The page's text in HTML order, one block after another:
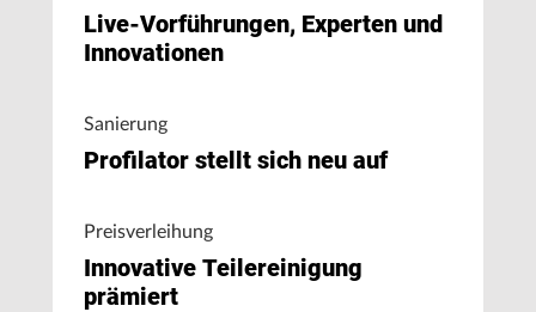
Live-Vorführungen, Experten und
Innovationen
Sanierung
Profilator stellt sich neu auf
Preisverleihung
Innovative Teilereinigung
prämiert